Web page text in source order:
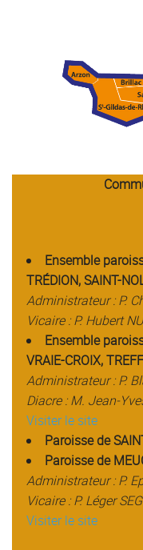
Ensemble
TRÉDION, SAINT-
Administrateur : P.
Vicaire : P. Hubert
Ensemble
VRAIE-CROIX,
Administrateur : P.
Diacre : M. Jean-
Visiter le site
Paroisse de
Paroisse de
Administrateur: P.
Vicaire : P. Léger
Visiter le site